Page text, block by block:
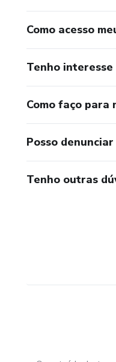
Como acesso
Tenho
Como faço para
Posso
Tenho outras